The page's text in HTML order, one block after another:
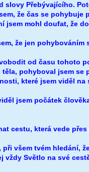
slovy Přebývajícího.
že čas se pohybuje
jsem mohl doufat, že
že jen pohybováním
od času tohoto
pohyboval jsem se
které jsem viděl na
jsem počátek
cestu, která vede
při všem tvém hledání,
vždy Světlo na své